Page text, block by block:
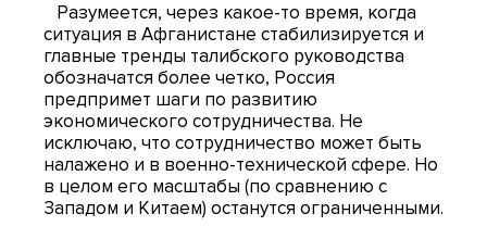
Разумеется, через какое-то время, когда
ситуация в Афганистане стабилизируется и
главные тренды талибского руководства
обозначатся более четко, Россия
предпримет шаги по развитию
экономического сотрудничества. Не
исключаю, что сотрудничество может быть
налажено и в военно-технической сфере. Но
в целом его масштабы (по сравнению с
Западом и Китаем) останутся ограниченными.